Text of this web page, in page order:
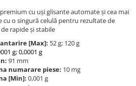
cu uși glisante automate și cea mai
cu o singură celulă pentru rezultate de
rapide și stabile
[Max]: 52 g; 120 g
g; 0,0001 g
91 mm
numarare piese: 10 mg
[Min]: 0,001 g